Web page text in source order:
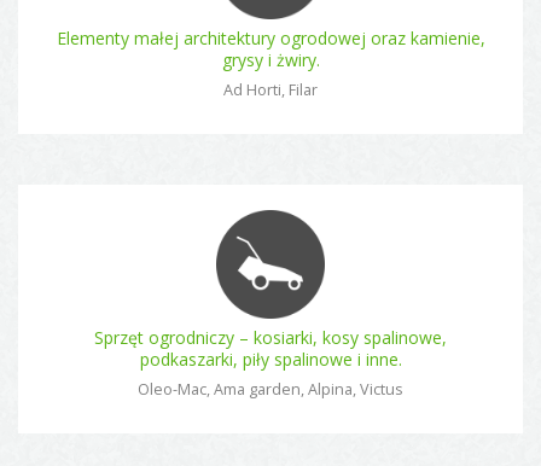
Elementy małej architektury ogrodowej oraz kamienie,
grysy i żwiry.
Ad Horti, Filar
Sprzęt ogrodniczy – kosiarki, kosy spalinowe,
podkaszarki, piły spalinowe i inne.
Oleo-Mac, Ama garden, Alpina, Victus